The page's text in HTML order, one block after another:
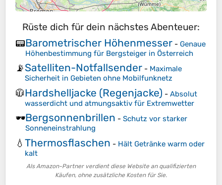
Rüste dich für dein nächstes Abenteuer:
📟Barometrischer Höhenmesser - Genaue
Höhenbestimmung für Bergsteiger in Österreich
📡Satelliten-Notfallsender - Maximale
Sicherheit in Gebieten ohne Mobilfunknetz
🧥Hardshelljacke (Regenjacke) - Absolut
wasserdicht und atmungsaktiv für Extremwetter
🕶️Bergsonnenbrillen - Schutz vor starker
Sonneneinstrahlung
💧 Thermosflaschen - Hält Getränke warm oder
kalt
Als Amazon-Partner verdient diese Website an qualifizierten
Käufen, ohne zusätzliche Kosten für Sie.